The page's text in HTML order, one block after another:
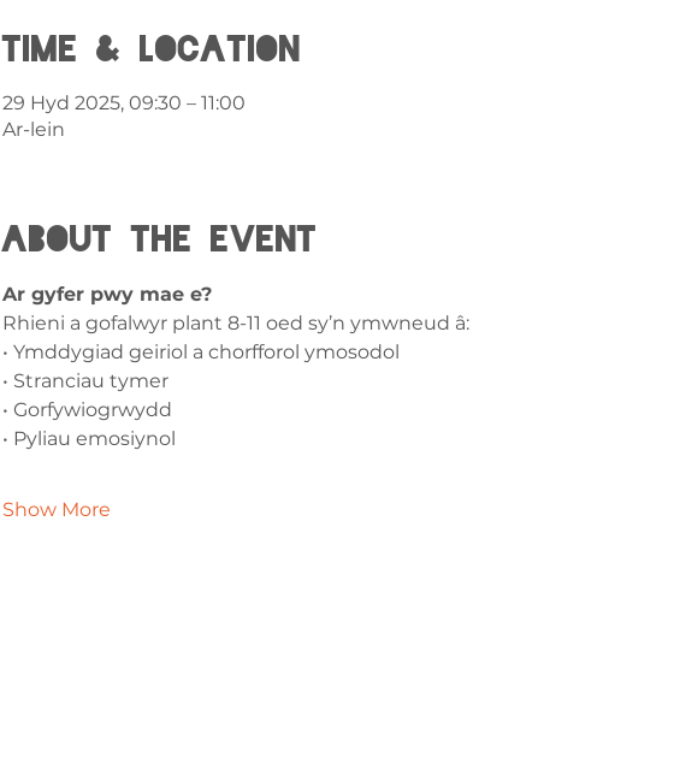
Time & Location
29 Hyd 2025, 09:30 – 11:00
Ar-lein
About the event
Ar gyfer pwy mae e?
Rhieni a gofalwyr plant 8-11 oed sy’n ymwneud â:
• Ymddygiad geiriol a chorfforol ymosodol
• Stranciau tymer
• Gorfywiogrwydd
• Pyliau emosiynol
Show More